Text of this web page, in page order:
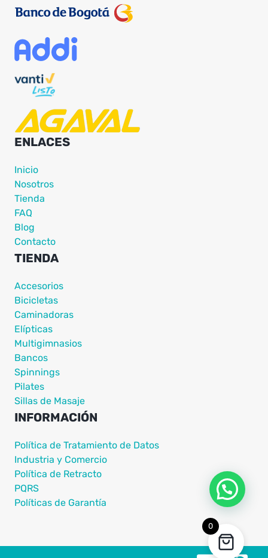
0
ENLACES
Inicio
Nosotros
Tienda
FAQ
Blog
Contacto
TIENDA
Accesorios
Bicicletas
Caminadoras
Elípticas
Multigimnasios
Bancos
Spinnings
Pilates
Sillas de Masaje
INFORMACIÓN
Política de Tratamiento de Datos
Industria y Comercio
Política de Retracto
PQRS
Políticas de Garantía